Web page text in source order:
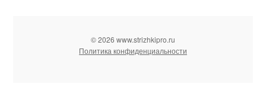
© 2026 www.strizhkipro.ru
Политика конфиденциальности